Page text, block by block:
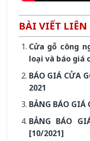
BÀI VIẾT LIÊN
Cửa gỗ công
loại và báo giá
BÁO GIÁ CỬA
2021
BẢNG BÁO GIÁ
BẢNG BÁO
[10/2021]